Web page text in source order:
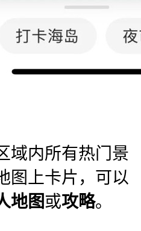
域内所有热门景
图上卡片，可以
地图或攻略。